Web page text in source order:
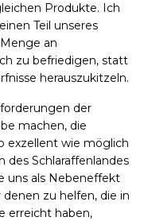
Produkte. Ich
Teil unseres
an
zu befriedigen, statt
herauszukitzeln.
der
machen, die
exzellent wie möglich
des Schlaraffenlandes
uns als Nebeneffekt
zu helfen, die in
erreicht haben,